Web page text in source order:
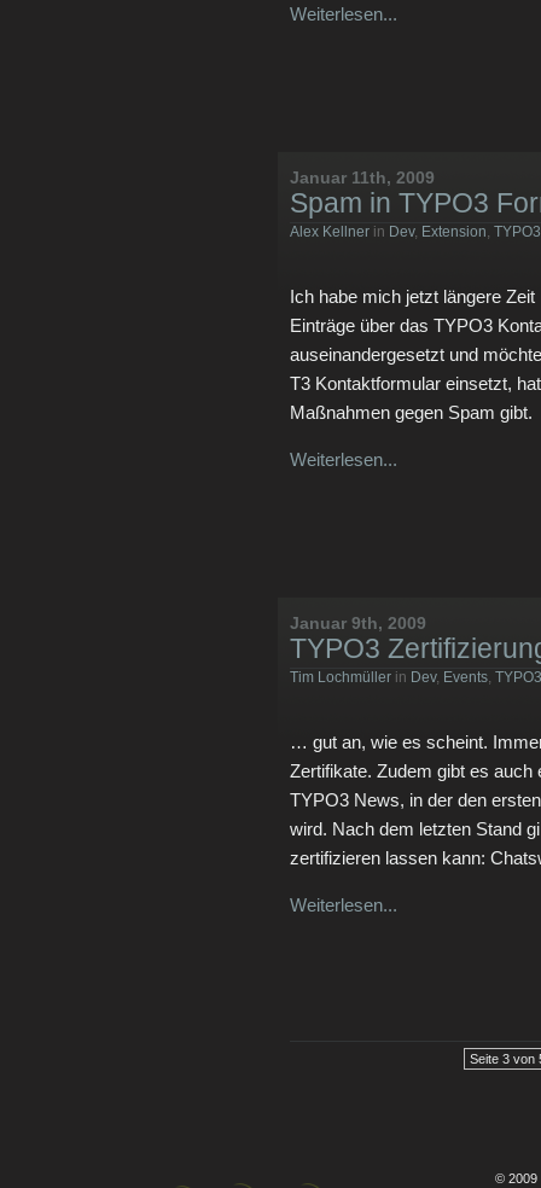
Weiterlesen...
Januar 11th, 2009
Spam in TYPO3
Alex Kellner in Dev, Extension,
Ich habe mich jetzt längere
Einträge über das TYPO3
auseinandergesetzt und
T3 Kontaktformular einsetzt,
Maßnahmen gegen Spam gibt.
Weiterlesen...
Januar 9th, 2009
TYPO3
Tim Lochmüller in Dev, Events, TYPO3
… gut an, wie es scheint.
Zertifikate. Zudem gibt es auch
TYPO3 News, in der den
wird. Nach dem letzten Stand
zertifizieren lassen kann:
Weiterlesen...
Seite 3 von
© 2009